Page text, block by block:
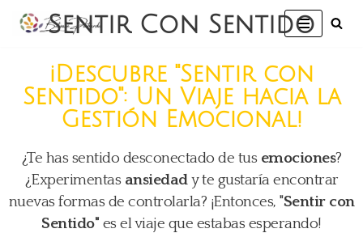
contenido
Sentir Con Sentido
¡Descubre "Sentir con
Sentido": Un Viaje hacia la
Gestión Emocional!
¿Te has sentido desconectado de tus emociones?
¿Experimentas ansiedady te gustaría encontrar
nuevas formas de controlarla? ¡Entonces, "Sentir con
Sentido" es el viaje que estabas esperando!